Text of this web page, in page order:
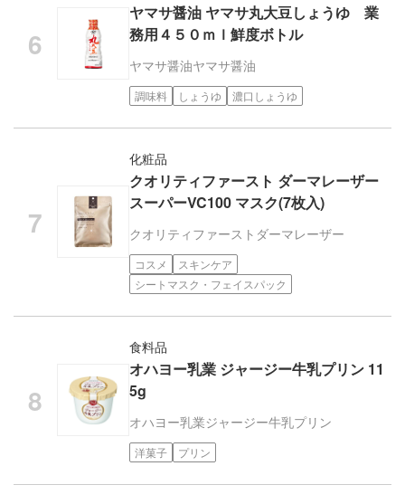
ヤマサ醤油 ヤマサ丸大豆しょうゆ 業
務用４５０ｍｌ鮮度ボトル
ヤマサ醤油ヤマサ醤油
調味料 しょうゆ 濃口しょうゆ
化粧品
クオリティファースト ダーマレーザー
スーパーVC100 マスク(7枚入)
クオリティファースト ダーマレーザー
コスメ
スキンケア
シートマスク・フェイスパック
食料品
オハヨー乳業 ジャージー牛乳プリン 11
5g
オハヨー乳業ジャージー牛乳プリン
洋菓子 プリン